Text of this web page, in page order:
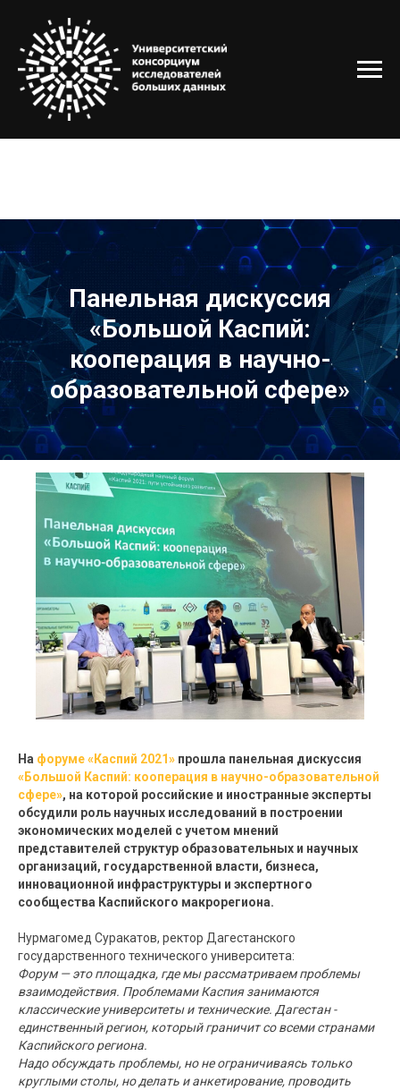
Панельная дискуссия
«Большой Каспий:
кооперация в научно-
образовательной сфере»
На форуме «Каспий 2021» прошла панельная дискуссия
«Большой Каспий: кооперация в научно-образовательной
сфере», на которой российские и иностранные эксперты
обсудили роль научных исследований в построении
экономических моделей с учетом мнений
представителей структур образовательных и научных
организаций, государственной власти, бизнеса,
инновационной инфраструктуры и экспертного
сообщества Каспийского макрорегиона.
Нурмагомед Суракатов, ректор Дагестанского
государственного технического университета:
Форум — это площадка, где мы рассматриваем проблемы
взаимодействия. Проблемами Каспия занимаются
классические университеты и технические. Дагестан -
единственный регион, который граничит со всеми странами
Каспийского региона.
Надо обсуждать проблемы, но не ограничиваясь только
круглыми столы, но делать и анкетирование, проводить